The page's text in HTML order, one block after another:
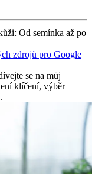
Od semínka až po
zdrojů pro Google
se na můj
klíčení, výběr